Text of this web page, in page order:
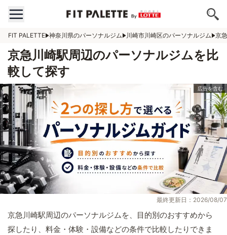
FIT PALETTE 神奈川県のパーソナルジム 川崎市川崎区のパーソナルジム 京
京急川崎駅周辺のパーソナルジムを比
較して探す
最終更新日：2026/08/07
京急川崎駅周辺のパーソナルジムを、目的別のおすすめから
探したり、料金・体験・設備などの条件で比較したりできま